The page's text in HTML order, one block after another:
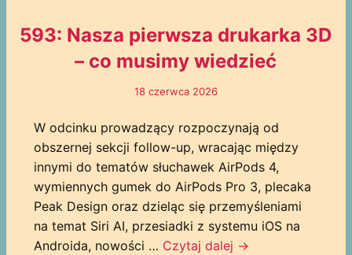
593: Nasza pierwsza drukarka 3D
– co musimy wiedzieć
18 czerwca 2026
W odcinku prowadzący rozpoczynają od
obszernej sekcji follow-up, wracając między
innymi do tematów słuchawek AirPods 4,
wymiennych gumek do AirPods Pro 3, plecaka
Peak Design oraz dzieląc się przemyśleniami
na temat Siri AI, przesiadki z systemu iOS na
Androida, nowości … Czytaj dalej →